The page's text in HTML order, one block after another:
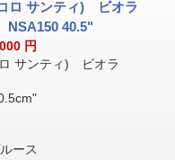
ロ サンティ) ビオラ
40.5"
円
ロ サンティ) ビオラ
ース